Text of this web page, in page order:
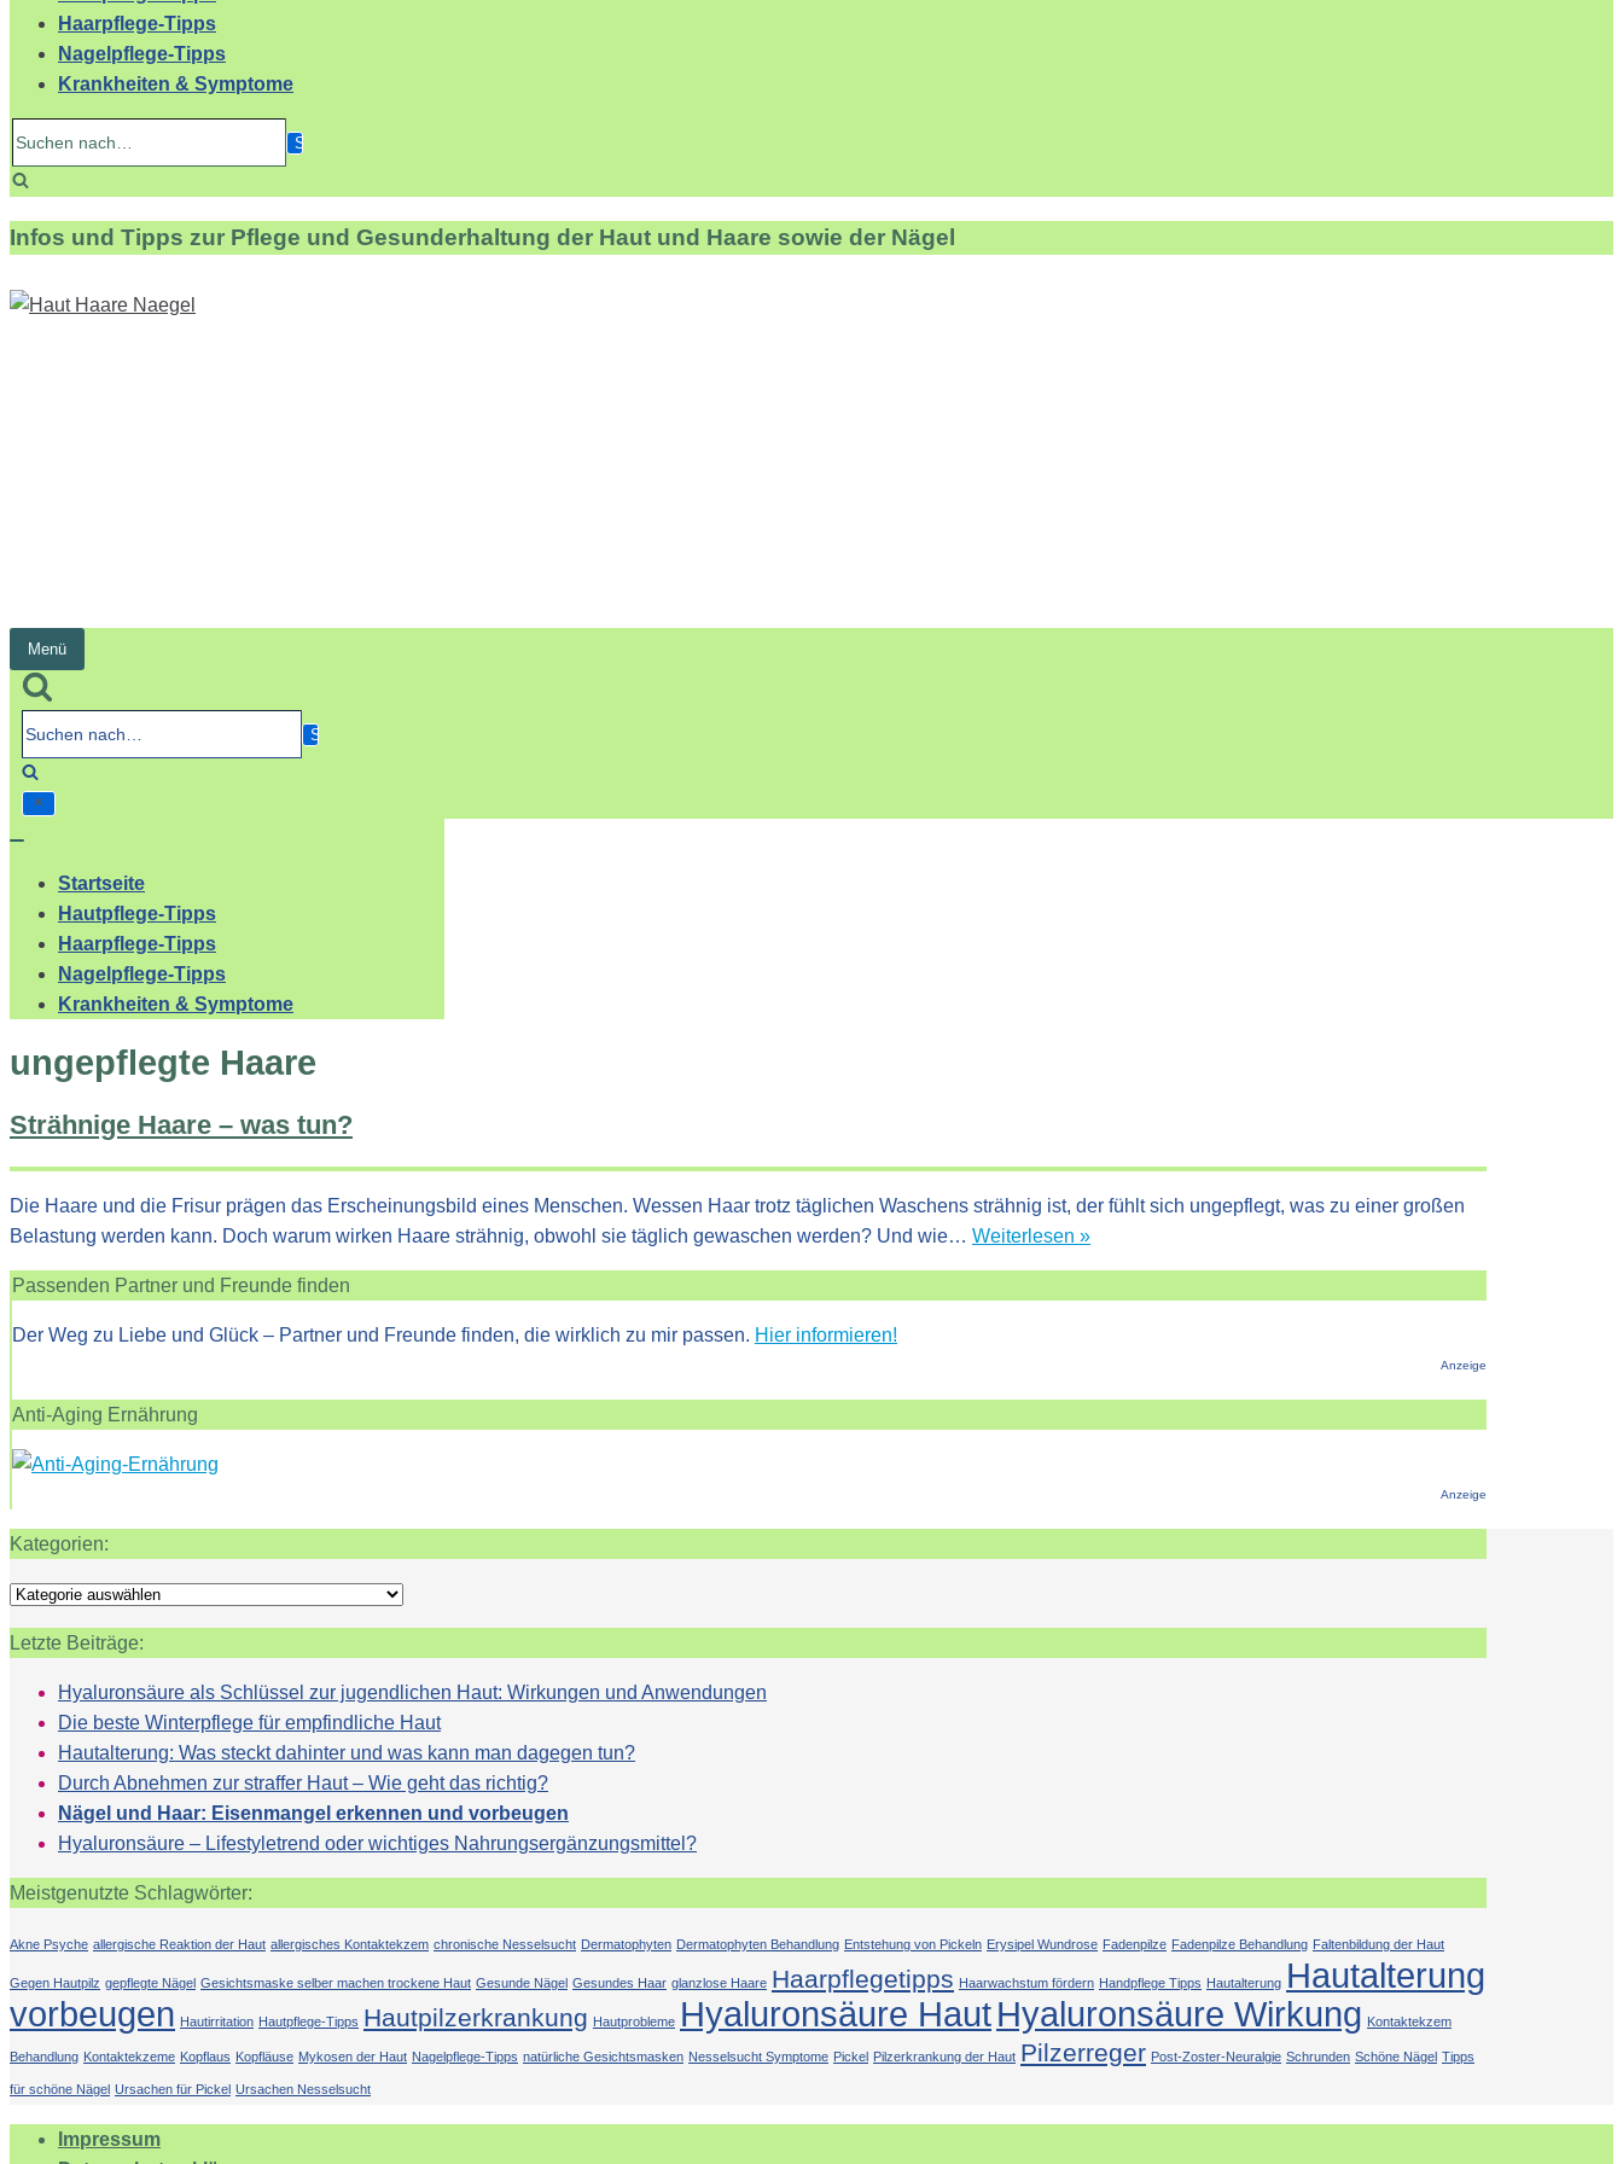
Haarpflege-Tipps
Nagelpflege-Tipps
Krankheiten & Symptome
Suchen
nach…
Infos und Tipps zur Pflege und Gesunderhaltung der Haut und Haare sowie der Nägel
Menü
Navigation
umschalten
Suchen
nach…
Startseite
Hautpflege-Tipps
Haarpflege-Tipps
Nagelpflege-Tipps
Krankheiten & Symptome
ungepflegte Haare
Strähnige Haare – was tun?
Die Haare und die Frisur prägen das Erscheinungsbild eines Menschen. Wessen Haar trotz täglichen Waschens strähnig ist, der fühlt sich ungepflegt, was zu einer großen
Belastung werden kann. Doch warum wirken Haare strähnig, obwohl sie täglich gewaschen werden? Und wie… Weiterlesen »Strähnige
Passenden Partner und Freunde finden
Der Weg zu Liebe und Glück – Partner und Freunde finden, die wirklich zu mir passen. Hier informieren!
Anzeige
Anti-Aging Ernährung
Anzeige
Kategorien:
Kategorien:
Letzte Beiträge:
Hyaluronsäure als Schlüssel zur jugendlichen Haut: Wirkungen und Anwendungen
Die beste Winterpflege für empfindliche Haut
Hautalterung: Was steckt dahinter und was kann man dagegen tun?
Durch Abnehmen zur straffer Haut – Wie geht das richtig?
Nägel und Haar: Eisenmangel erkennen und vorbeugen
Hyaluronsäure – Lifestyletrend oder wichtiges Nahrungsergänzungsmittel?
Meistgenutzte Schlagwörter:
Akne Psyche allergische Reaktion der Haut allergisches Kontaktekzem chronische Nesselsucht Dermatophyten Dermatophyten Behandlung Entstehung von Pickeln Erysipel Wundrose Fadenpilze Fadenpilze Behandlung Faltenbildung der Haut
Gegen Hautpilz gepflegte Nägel Gesichtsmaske selber machen trockene Haut Gesunde Nägel Gesundes Haar glanzlose Haare Haarpflegetipps Haarwachstum fördern Handpflege Tipps Hautalterung Hautalterung
vorbeugen Hautirritation Hautpflege-Tipps Hautpilzerkrankung Hautprobleme Hyaluronsäure HautHyaluronsäure Wirkung Kontaktekzem
Behandlung Kontaktekzeme Kopflaus Kopfläuse Mykosen der Haut Nagelpflege-Tipps natürliche Gesichtsmasken Nesselsucht Symptome Pickel Pilzerkrankung der Haut Pilzerreger Post-Zoster-Neuralgie Schrunden Schöne Nägel Tipps
für schöne Nägel Ursachen für Pickel Ursachen Nesselsucht
Impressum